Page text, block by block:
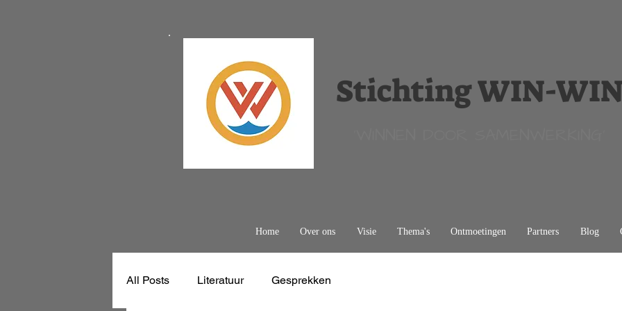
Stichting WIN-WIN
Home Over ons Visie Thema's Ontmoetingen Partners Blog
All Posts Literatuur Gesprekken